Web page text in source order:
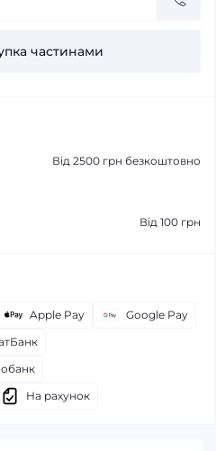
частинами
Від 2500 грн безкоштовно
Від 100 грн
Apple Pay
Google Pay
На рахунок